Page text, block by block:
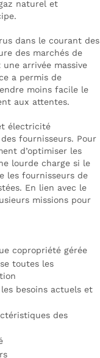
naturel et
dans le courant des
des marchés de
arrivée massive
a permis de
moins facile le
aux attentes.
électricité
fournisseurs. Pour
d’optimiser les
lourde charge si le
les fournisseurs de
En lien avec le
missions pour
copropriété gérée
toutes les
besoins actuels et
des